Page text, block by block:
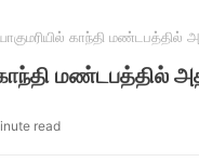
காந்தி மண்டபத்தில்
மண்டபத்தில்
read